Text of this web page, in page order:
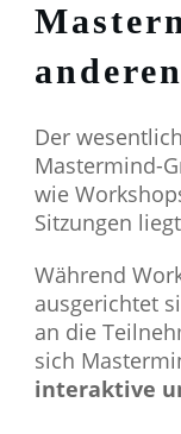
Der
Mastermind-
wie
Sitzungen
Während
ausgerichtet
an die
sich
interaktive